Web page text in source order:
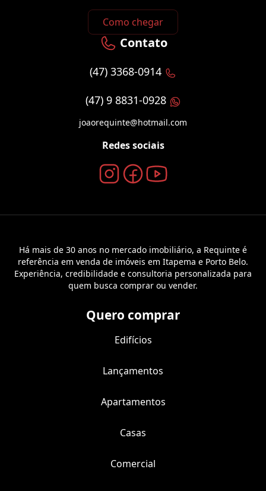
Como chegar
Contato
(47) 3368-0914
(47) 9 8831-0928
joaorequinte@hotmail.com
Redes sociais
Há mais de 30 anos no mercado imobiliário, a Requinte é
referência em venda de imóveis em Itapema e Porto Belo.
Experiência, credibilidade e consultoria personalizada para
quem busca comprar ou vender.
Quero comprar
Edifícios
Lançamentos
Apartamentos
Casas
Comercial